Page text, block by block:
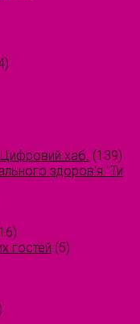
Цифровий хаб. (139)
здоров'я "Ти
гостей (5)